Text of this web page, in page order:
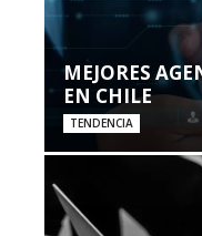
MEJORES
EN CHILE
TENDENCIA